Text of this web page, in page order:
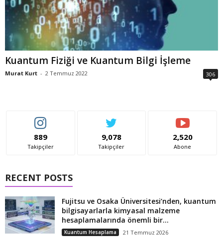
Kuantum Fiziği ve Kuantum Bilgi İşleme
Murat Kurt - 2 Temmuz 2022 306
889
Takipçiler
9,078
Takipçiler
2,520
Abone
RECENT POSTS
Fujitsu ve Osaka Üniversitesi’nden, kuantum
bilgisayarlarla kimyasal malzeme
hesaplamalarında önemli bir...
Kuantum Hesaplama 21 Temmuz 2026